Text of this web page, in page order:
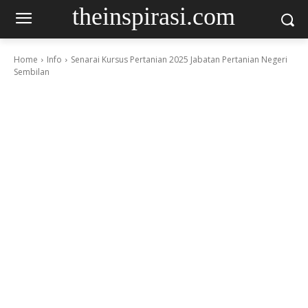
theinspirasi.com
Home Info
Senarai Kursus Pertanian 2025 Jabatan Pertanian Negeri
Sembilan